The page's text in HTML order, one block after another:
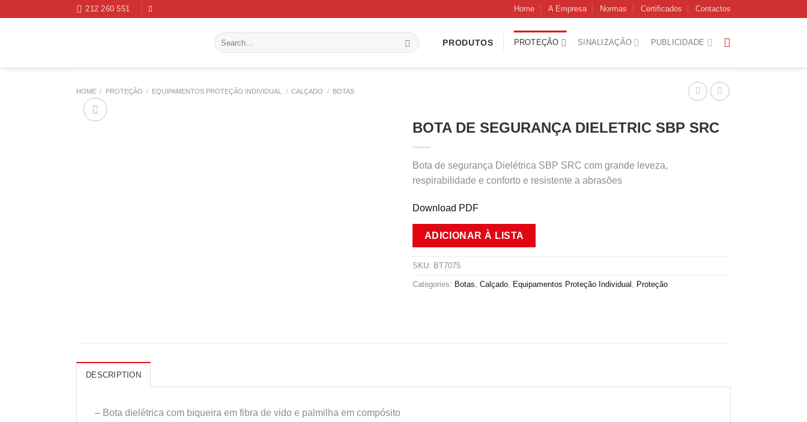
212 260 551 Home A Empresa Normas Certificados Contactos
Search
for:
PRODUTOS PROTEÇÃO SINALIZAÇÃO PUBLICIDADE
HOME / PROTEÇÃO / EQUIPAMENTOS PROTEÇÃO INDIVIDUAL / CALÇADO / BOTAS
BOTA DE SEGURANÇA DIELETRIC SBP SRC
Bota de segurança Dielétrica SBP SRC com grande leveza,
respirabilidade e conforto e resistente a abrasões
Download PDF
ADICIONAR À LISTA
SKU: BT7075
Categories: Botas, Calçado, Equipamentos Proteção Individual , Proteção
DESCRIPTION
– Bota dielétrica com biqueira em fibra de vido e palmilha em compósito